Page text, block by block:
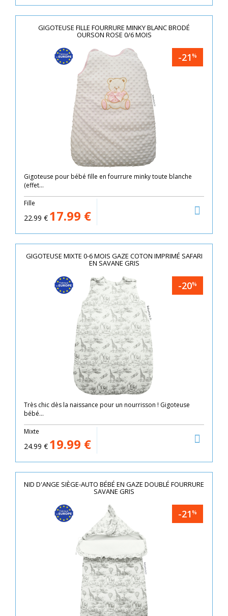
GIGOTEUSE FILLE FOURRURE MINKY BLANC BRODÉ
OURSON ROSE 0/6 MOIS
-21%
Gigoteuse pour bébé fille en fourrure minky toute blanche
(effet...
Fille
22.99 € 17.99 €
GIGOTEUSE MIXTE 0-6 MOIS GAZE COTON IMPRIMÉ SAFARI
EN SAVANE GRIS
-20%
Très chic dès la naissance pour un nourrisson ! Gigoteuse
bébé...
Mixte
24.99 € 19.99 €
NID D'ANGE SIÈGE-AUTO BÉBÉ EN GAZE DOUBLÉ FOURRURE
SAVANE GRIS
-21%